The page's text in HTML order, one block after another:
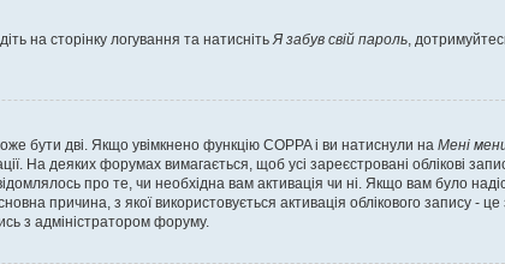
на сторінку логування та натиснітьЯ забув свій пароль,
бути дві. Якщо увімкнено функцію COPPA і ви натиснули на Мені
На деяких форумах вимагається, щоб усі зареєстровані облікові
про те, чи необхідна вам активація чи ні. Якщо вам було
причина, з якої використовується активація облікового запису -
з адміністратором форуму.